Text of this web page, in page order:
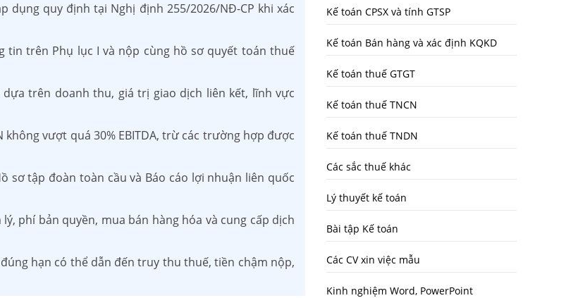
dụng quy định tại Nghị định 255/2026/NĐ-CP khi xác
tin trên Phụ lục I và nộp cùng hồ sơ quyết toán thuế
trên doanh thu, giá trị giao dịch liên kết, lĩnh vực
vượt quá 30% EBITDA, trừ các trường hợp được
sơ tập đoàn toàn cầu và Báo cáo lợi nhuận liên quốc
phí bản quyền, mua bán hàng hóa và cung cấp dịch
hạn có thể dẫn đến truy thu thuế, tiền chậm nộp,
Kế toán CPSX và tính GTSP
Kế toán Bán hàng và xác định KQKD
Kế toán thuế GTGT
Kế toán thuế TNCN
Kế toán thuế TNDN
Các sắc thuế khác
Lý thuyết kế toán
Bài tập Kế toán
Các CV xin việc mẫu
Kinh nghiệm Word, PowerPoint